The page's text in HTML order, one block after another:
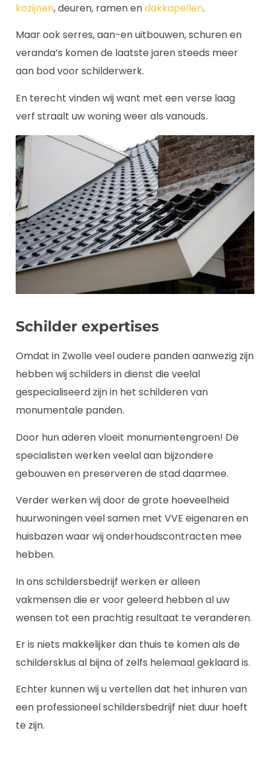
kozijnen, deuren, ramen endakkapellen.
Maar ook serres, aan-en uitbouwen, schuren en
veranda’s komen de laatste jaren steeds meer
aan bod voor schilderwerk.
En terecht vinden wij want met een verse laag
verf straalt uw woning weer als vanouds.
Schilder expertises
Omdat in Zwolle veel oudere panden aanwezig zijn
hebben wij schilders in dienst die veelal
gespecialiseerd zijn in het schilderen van
monumentale panden.
Door hun aderen vloeit monumentengroen! De
specialisten werken veelal aan bijzondere
gebouwen en preserveren de stad daarmee.
Verder werken wij door de grote hoeveelheid
huurwoningen veel samen met VVE eigenaren en
huisbazen waar wij onderhoudscontracten mee
hebben.
In ons schildersbedrijf werken er alleen
vakmensen die er voor geleerd hebben al uw
wensen tot een prachtig resultaat te veranderen.
Er is niets makkelijker dan thuis te komen als de
schildersklus al bijna of zelfs helemaal geklaard is.
Echter kunnen wij u vertellen dat het inhuren van
een professioneel schildersbedrijf niet duur hoeft
te zijn.